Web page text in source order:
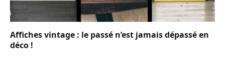
Affiches vintage : le passé n’est jamais dépassé en
déco !